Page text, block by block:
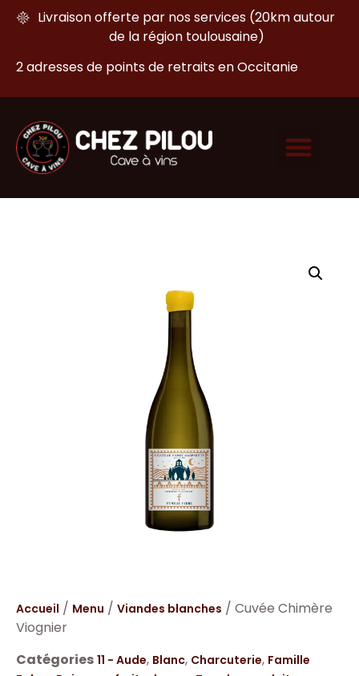
Livraison offerte par nos services (20km autour
de la région toulousaine)
2 adresses de points de retraits en Occitanie
Accueil / Menu / Viandes blanches / Cuvée Chimère
Viognier
Catégories 11 - Aude, Blanc, Charcuterie, Famille